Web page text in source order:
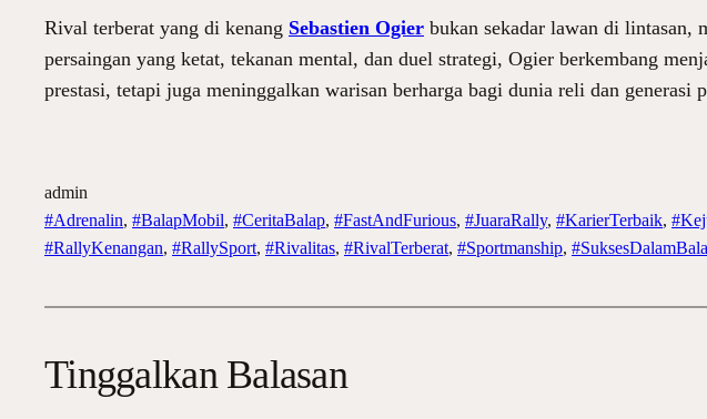
Rival terberat yang di kenang Sebastien Ogier bukan sekadar lawan di
persaingan yang ketat, tekanan mental, dan duel strategi, Ogier berkembang
prestasi, tetapi juga meninggalkan warisan berharga bagi dunia reli dan generasi
admin
#Adrenalin, #BalapMobil, #CeritaBalap, #FastAndFurious, #JuaraRally, #KarierTerbaik,
#RallyKenangan, #RallySport, #Rivalitas, #RivalTerberat, #Sportmanship,
Tinggalkan Balasan